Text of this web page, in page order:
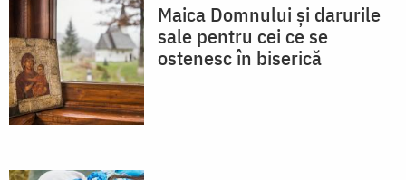
Maica Domnului și darurile
sale pentru cei ce se
ostenesc în biserică